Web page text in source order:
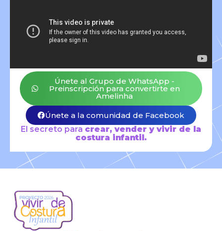
El secreto para crear, vender y vivir de la
costura infantil.
Únete al Grupo de WhatsApp -
Preinscripción para convertirte en
Amelinha
Únete a la comunidad de Facebook